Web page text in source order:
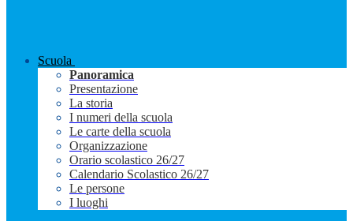
Scuola
Panoramica
Presentazione
La storia
I numeri della scuola
Le carte della scuola
Organizzazione
Orario scolastico 26/27
Calendario Scolastico 26/27
Le persone
I luoghi